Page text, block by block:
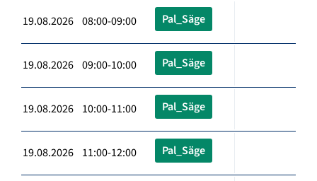
19.08.2026 08:00-09:00 Pal_Säge
19.08.2026 09:00-10:00 Pal_Säge
19.08.2026 10:00-11:00 Pal_Säge
19.08.2026 11:00-12:00 Pal_Säge